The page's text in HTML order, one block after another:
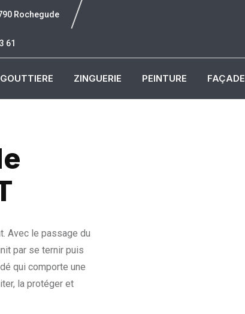
Rochegude
61
GOUTTIERE ZINGUERIE PEINTURE FAÇADE
Avec le passage du
par se ternir puis
qui comporte une
la protéger et